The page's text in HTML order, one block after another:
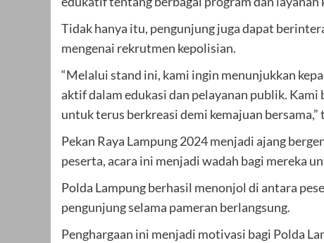
Tidak hanya itu, pengunjung juga dapat
mengenai rekrutmen kepolisian.
“Melalui stand ini, kami ingin menunjukkan
aktif dalam edukasi dan pelayanan publik.
untuk terus berkreasi demi kemajuan
Pekan Raya Lampung 2024 menjadi ajang
peserta, acara ini menjadi wadah bagi mereka
Polda Lampung berhasil menonjol di antara
pengunjung selama pameran berlangsung.
Penghargaan ini menjadi motivasi bagi Polda